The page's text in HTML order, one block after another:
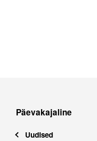
Päevakajaline
Uudised